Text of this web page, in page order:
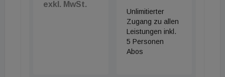
exkl. MwSt.
Unlimitierter
Zugang zu allen
Leistungen inkl.
5 Personen
Abos